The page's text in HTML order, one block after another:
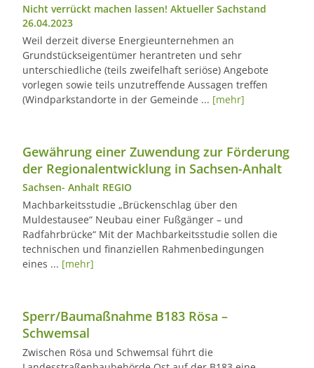
Nicht verrückt machen lassen! Aktueller Sachstand
26.04.2023
Weil derzeit diverse Energieunternehmen an
Grundstückseigentümer herantreten und sehr
unterschiedliche (teils zweifelhaft seriöse) Angebote
vorlegen sowie teils unzutreffende Aussagen treffen
(Windparkstandorte in der Gemeinde ... [mehr]
Gewährung einer Zuwendung zur Förderung
der Regionalentwicklung in Sachsen-Anhalt
Sachsen- Anhalt REGIO
Machbarkeitsstudie „Brückenschlag über den
Muldestausee“ Neubau einer Fußgänger – und
Radfahrbrücke“ Mit der Machbarkeitsstudie sollen die
technischen und finanziellen Rahmenbedingungen
eines ... [mehr]
Sperr/Baumaßnahme B183 Rösa –
Schwemsal
Zwischen Rösa und Schwemsal führt die